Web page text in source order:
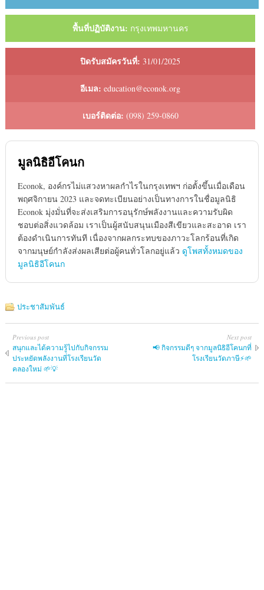
พื้นที่ปฏิบัติงาน: กรุงเทพมหานคร
ปิดรับสมัครวันที่: 31/01/2025
อีเมล: education@econok.org
เบอร์ติดต่อ: (098) 259-0860
มูลนิธิอีโคนก
Econok, องค์กรไม่แสวงหาผลกําไรในกรุงเทพฯ ก่อตั้งขึ้นเมื่อเดือน
พฤศจิกายน 2023 และจดทะเบียนอย่างเป็นทางการในชื่อมูลนิธิ
Econok มุ่งมั่นที่จะส่งเสริมการอนุรักษ์พลังงานและความรับผิด
ชอบต่อสิ่งแวดล้อม เราเป็นผู้สนับสนุนเมืองสีเขียวและสะอาด เรา
ต้องดําเนินการทันที เนื่องจากผลกระทบของภาวะโลกร้อนที่เกิด
จากมนุษย์กําลังส่งผลเสียต่อผู้คนทั่วโลกอยู่แล้ว ดูโพสทั้งหมดของ
มูลนิธิอีโคนก
ประชาสัมพันธ์
Previous post
สนุกและได้ความรู้ไปกับกิจกรรม
ประหยัดพลังงานที่โรงเรียนวัด
คลองใหม่ 🌱💡
Next post
📢 กิจกรรมดีๆ จากมูลนิธิอีโคนกที่
โรงเรียนวัดภาษี⚡🌱